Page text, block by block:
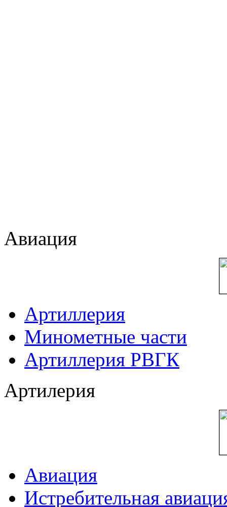
Авиация
Артиллерия
Минометные части
Артиллерия РВГК
Артилерия
Авиация
Истребительная